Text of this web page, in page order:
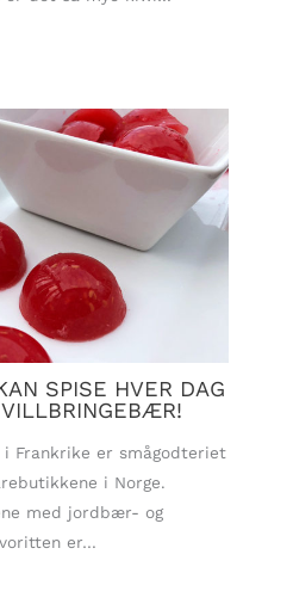
SPISE HVER DAG
i Frankrike er smågodteriet
i Norge.
med jordbær- og
er…